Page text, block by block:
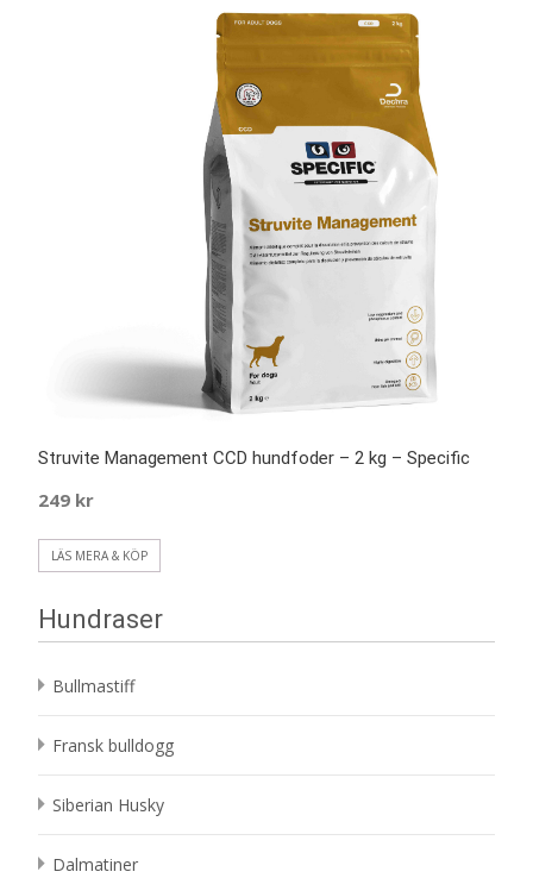
Struvite Management CCD hundfoder – 2 kg – Specific
249 kr
LÄS MERA & KÖP
Hundraser
Bullmastiff
Fransk bulldogg
Siberian Husky
Dalmatiner